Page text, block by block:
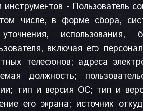
- Пользователь
числе, в форме сбора,
использования,
включая его
телефонов; адреса
должность;
тип и версия ОС; тип и
его экрана; источник